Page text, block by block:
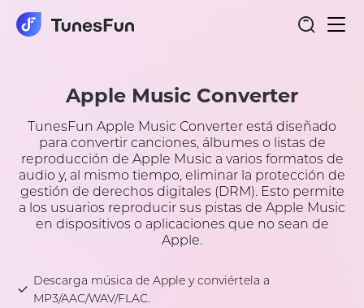
de
Apple Music Converter
Apple Music Converter
TunesFun Apple Music Converter está diseñado
para convertir canciones, álbumes o listas de
reproducción de Apple Music a varios formatos de
audio y, al mismo tiempo, eliminar la protección de
gestión de derechos digitales (DRM). Esto permite
a los usuarios reproducir sus pistas de Apple Music
en dispositivos o aplicaciones que no sean de
Apple.
Descarga música de Apple y conviértela a
MP3/AAC/WAV/FLAC.